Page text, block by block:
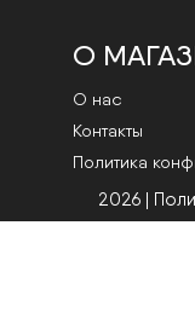
О
О нас
Контакты
Политика
2026 |